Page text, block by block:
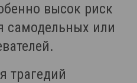
высок риск
самодельных или
трагедий